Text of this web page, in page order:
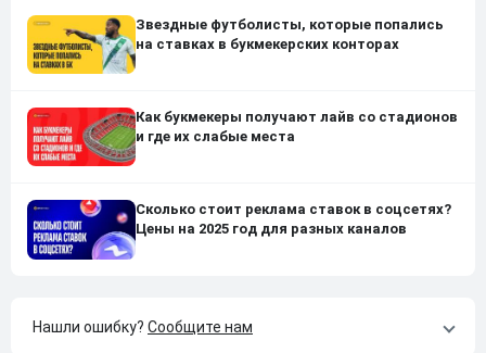
Звездные футболисты, которые попались
на ставках в букмекерских конторах
Как букмекеры получают лайв со стадионов
и где их слабые места
Сколько стоит реклама ставок в соцсетях?
Цены на 2025 год для разных каналов
Нашли ошибку? Сообщите нам